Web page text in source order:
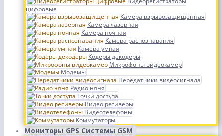
цифровые
Камера взрывозащищенная
Камера лазерная
Камера ночная
Камера распознавания
Камера умная
Кодеры-декодеры
Микрофоны видеокамер
Модемы
Передатчики видеосигнала
Радио няня
Точки доступа
Видео ресиверы
Видеотелефоны
Коммутаторы
Мониторы GPS Системы GSM